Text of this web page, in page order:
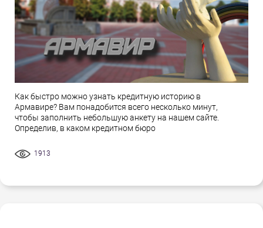
Как быстро можно узнать кредитную историю в
Армавире? Вам понадобится всего несколько минут,
чтобы заполнить небольшую анкету на нашем сайте.
Определив, в каком кредитном бюро
1913